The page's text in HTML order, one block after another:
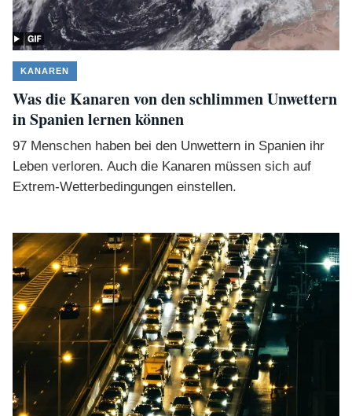
KANAREN
Was die Kanaren von den schlimmen Unwettern
in Spanien lernen können
97 Menschen haben bei den Unwettern in Spanien ihr
Leben verloren. Auch die Kanaren müssen sich auf
Extrem-Wetterbedingungen einstellen.